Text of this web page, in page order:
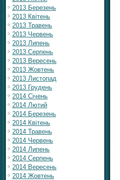
2013 Березень
2013 Квітень
2013 Травень
2013 Червень
2013 Липень
2013 Серпень
2013 Вересень
2013 Жовтень
2013 Листопад
2013 Грудень
2014 Січень
2014 Лютий
2014 Березень
2014 Квітень
2014 Травень
2014 Червень
2014 Липень
2014 Серпень
2014 Вересень
2014 Жовтень